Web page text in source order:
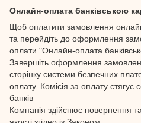
Онлайн-оплата банківською
Щоб оплатити замовлення
та перейдіть до оформлення
оплати "Онлайн-оплата
Завершіть оформлення
сторінку системи безпечних
оплату. Комісія за оплату стягує
банків
Компанія здійснює повернення